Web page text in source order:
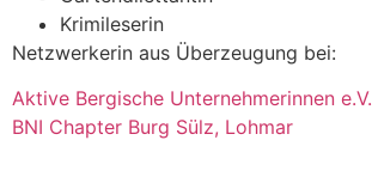
Kri­mi­le­se­rin
Netz­wer­ke­rin aus Über­zeu­gung bei:
Akti­ve Ber­gi­sche Unter­neh­me­rin­nen e.V.
BNI Chap­ter Burg Sülz, Loh­mar